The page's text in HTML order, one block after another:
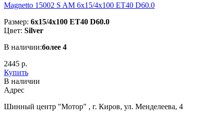
Magnetto 15002 S AM 6x15/4x100 ET40 D60.0
Размер: 6x15/4x100 ET40 D60.0
Цвет: Silver
В наличии:более 4
2445 р.
Купить
В наличии
Aдрес
Шинный центр "Мотор" , г. Киров, ул. Менделеева, 4